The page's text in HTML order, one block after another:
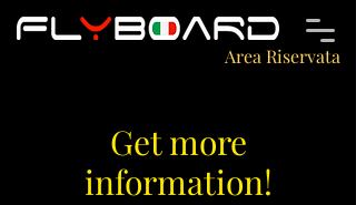
Area Riservata
Get more
information!